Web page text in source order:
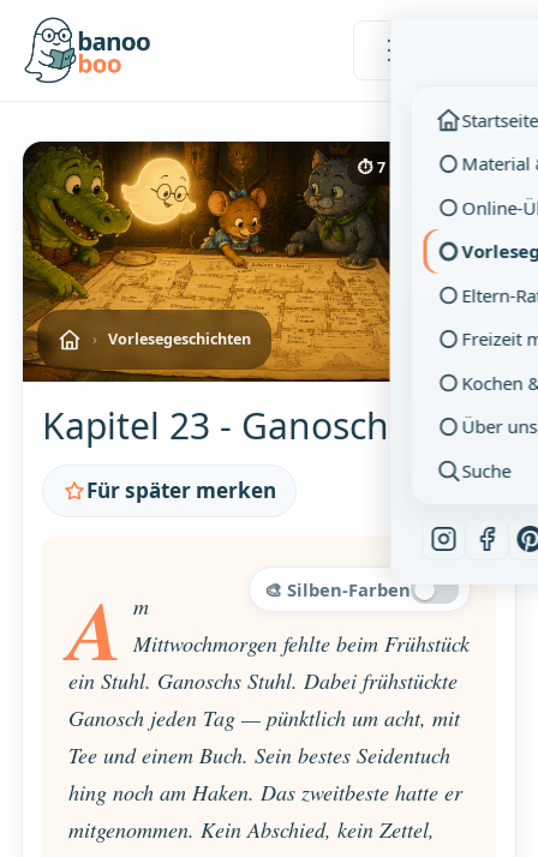
Startseite
Material
Online-
Eltern-
Freizeit
Kochen
Über uns
Suche
› Vorlesegeschichten
⏱ 7 Min. Lesezeit
Kapitel 23 - Ganoschs Tag
Für später merken
🎨 Silben-Farben
A m
Mittwochmorgen fehlte beim Frühstück
ein Stuhl. Ganoschs Stuhl. Dabei frühstückte
Ganosch jeden Tag — pünktlich um acht, mit
Tee und einem Buch. Sein bestes Seidentuch
hing noch am Haken. Das zweitbeste hatte er
mitgenommen. Kein Abschied, kein Zettel,